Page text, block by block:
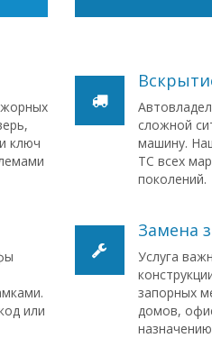
ключ
сложной
машину.
ТС всех
поколений.
или
Замена
Услуга
запорных
домов,